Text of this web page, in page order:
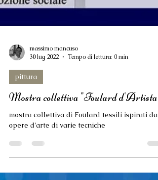
massimo mancuso
30 lug 2022
Tempo di lettura: 0 min
pittura
Mostra collettiva "Foulard d'Artista"
mostra collettiva di Foulard tessili ispirati da